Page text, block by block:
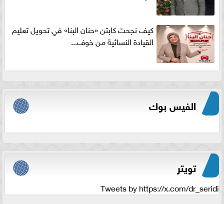
كيف نجحت كابتن «حنان البنا» في تحويل تعليم
القيادة النسائية من خوف...
الفيس بوك
تويتر
Tweets by https://x.com/dr_seridi